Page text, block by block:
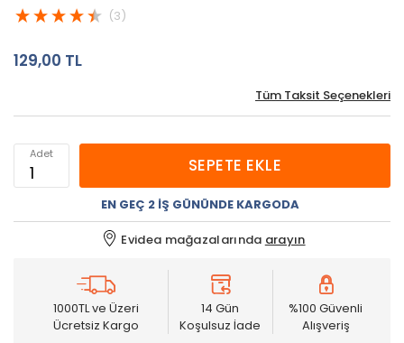
(3)
129,00 TL
Tüm Taksit Seçenekleri
Adet
SEPETE EKLE
EN GEÇ 2 İŞ GÜNÜNDE KARGODA
Evidea mağazalarında arayın
1000TL ve Üzeri
Ücretsiz Kargo
14 Gün
Koşulsuz İade
%100 Güvenli
Alışveriş